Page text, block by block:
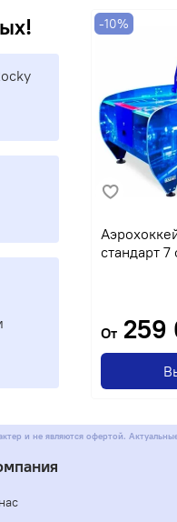
-10%
стандарт 7
От259
и не являются офертой.